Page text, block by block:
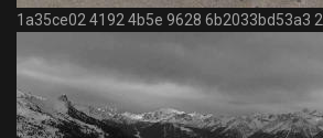
1a35ce02 4192 4b5e 9628 6b2033bd53a3 2